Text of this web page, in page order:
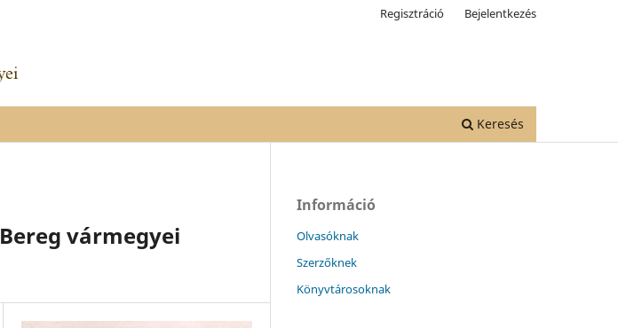
Keresés
Regisztráció Bejelentkezés
vármegyei
Információ
Olvasóknak
Szerzőknek
Könyvtárosoknak